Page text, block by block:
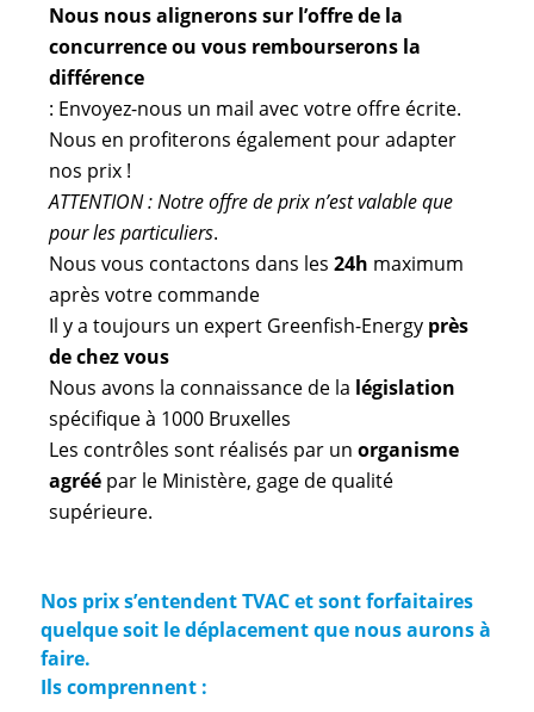
Nous nous alignerons sur l’offre de la
concurrence ou vous rembourserons la
différence
: Envoyez-nous un mail avec votre offre écrite.
Nous en profiterons également pour adapter
nos prix !
ATTENTION : Notre offre de prix n’est valable que
pour les particuliers.
Nous vous contactons dans les 24h maximum
après votre commande
Il y a toujours un expert Greenfish-Energy près
de chez vous
Nous avons la connaissance de la législation
spécifique à 1000 Bruxelles
Les contrôles sont réalisés par un organisme
agréépar le Ministère, gage de qualité
supérieure.
Nos prix s’entendent TVAC et sont forfaitaires
quelque soit le déplacement que nous aurons à
faire.
Ils comprennent :